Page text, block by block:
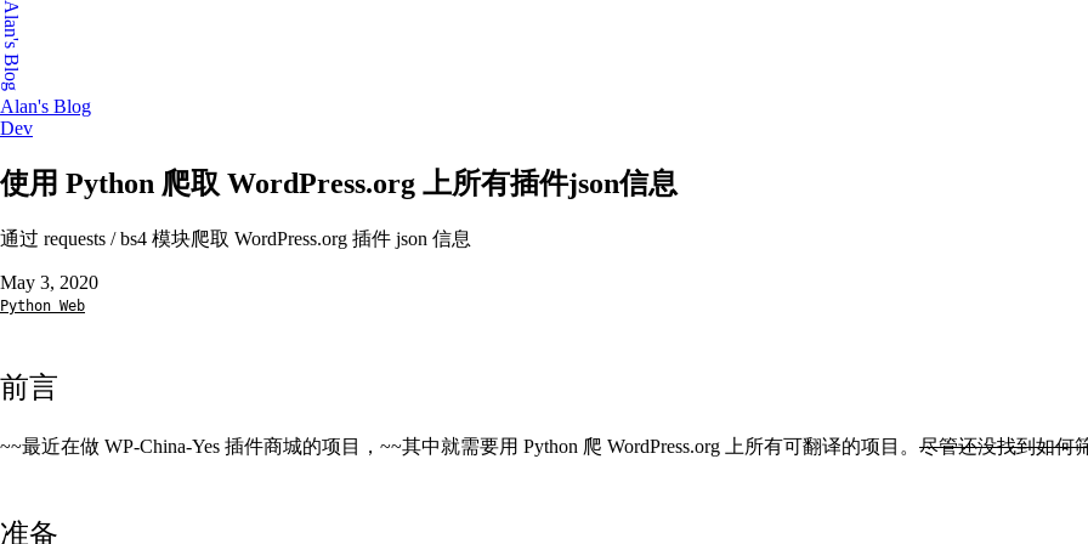
Alan's Blog
Alan's Blog
Dev
使用 Python 爬取 WordPress.org 上所有插件json信息
通过 requests / bs4 模块爬取 WordPress.org 插件 json 信息
May 3, 2020
Python Web
前言
~~最近在做 WP-China-Yes 插件商城的项目，~~其中就需要用 Python 爬 WordPress.org 上所有可翻译的项目。 尽管还没找到如何
准备